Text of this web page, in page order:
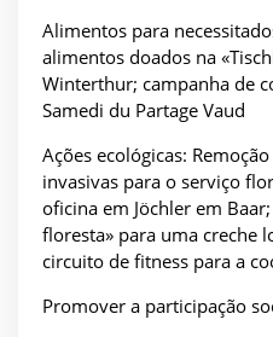
Alimentos para
alimentos doados na
Winterthur; campanha de
Samedi du Partage Vaud
Ações ecológicas:
invasivas para o serviço
oficina em Jöchler em
floresta» para uma creche
circuito de fitness para a
Promover a participação